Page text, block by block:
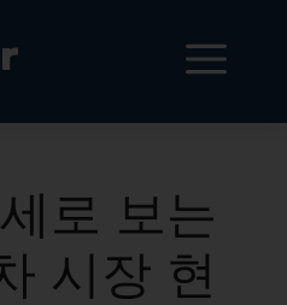
로 보는
시장 현